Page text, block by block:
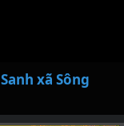
xã Sông